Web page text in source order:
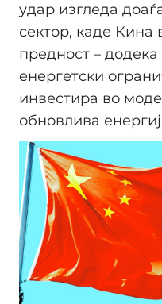
удар изгледа
сектор, каде Кина
предност –
енергетски
инвестира во
обновлива